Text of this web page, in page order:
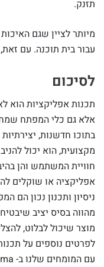
תזנק.
מיותר לציין שגם
עבור בית תוכנה. עם
לסיכום
תכנות אפליקציות הוא
אלא גם כלי המפתח
בתוכו חדשנות,
מקצועית, הוא יכול
חוויית המשתמש והן
אפליקציה או שוקלים
ניסיון ותכנון נכון
מהווה בסיס יציב
מוצר שיכול לבלוט,
לפרטים נוספים על
עם המומחים שלנו ב- dogma.